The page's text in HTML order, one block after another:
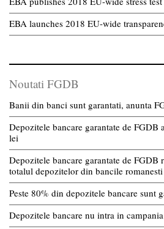
EBA launches 2018 EU-wide
Noutati FGDB
Banii din banci sunt garantati, anunta
Depozitele bancare garantate de FGDB
lei
Depozitele bancare garantate de
totalul depozitelor din bancile romanesti
Peste 80% din depozitele bancare sunt
Depozitele bancare nu intra in